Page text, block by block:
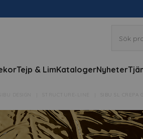
Tejp & LimKatalogerNyheter
STRUCTURE-LINE SIBU SL CREPA